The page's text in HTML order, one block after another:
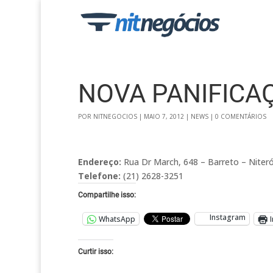
NOVA
POR NITNEGOCIOS| MAIO 7, 2012| NEWS| 0 COMENTÁRIOS
Endereço: Rua Dr March, 648 – Barreto –
Telefone: (21) 2628-3251
Compartilhe isso:
WhatsApp Instagram
Curtir isso: